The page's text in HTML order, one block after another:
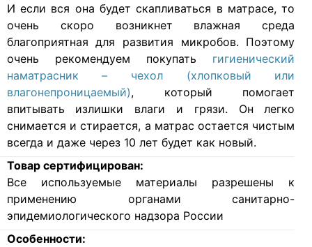
И если вся она будет скапливаться в матрасе, то
очень скоро возникнет влажная среда
благоприятная для развития микробов. Поэтому
очень рекомендуем покупать гигиенический
наматрасник – чехол (хлопковый или
влагонепроницаемый), который помогает
впитывать излишки влаги и грязи. Он легко
снимается и стирается, а матрас остается чистым
всегда и даже через 10 лет будет как новый.
Товар сертифицирован:
Все используемые материалы разрешены к
применению органами санитарно-
эпидемиологического надзора России
Особенности: